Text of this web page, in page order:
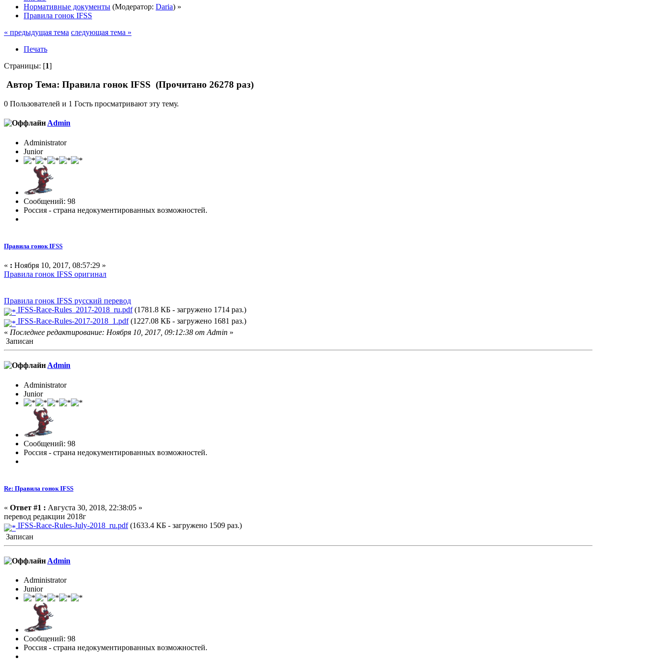
Нормативные документы (Модератор: Daria) »
Правила гонок IFSS
« предыдущая тема следующая тема »
Печать
Страницы: [1]
Автор Тема: Правила гонок IFSS (Прочитано 26278 раз)
0 Пользователей и 1 Гость просматривают эту тему.
Admin
Administrator
Junior
Сообщений: 98
Россия - страна недокументированных возможностей.
Правила гонок IFSS
« : Ноября 10, 2017, 08:57:29 »
Правила гонок IFSS оригинал
Правила гонок IFSS русский перевод
IFSS-Race-Rules_2017-2018_ru.pdf(1781.8 КБ - загружено 1714 раз.)
IFSS-Race-Rules-2017-2018_1.pdf(1227.08 КБ - загружено 1681 раз.)
« Последнее редактирование: Ноября 10, 2017, 09:12:38 от Admin »
Записан
Admin
Administrator
Junior
Сообщений: 98
Россия - страна недокументированных возможностей.
Re: Правила гонок IFSS
« Ответ #1 : Августа 30, 2018, 22:38:05 »
перевод редакции 2018г
IFSS-Race-Rules-July-2018_ru.pdf(1633.4 КБ - загружено 1509 раз.)
Записан
Admin
Administrator
Junior
Сообщений: 98
Россия - страна недокументированных возможностей.